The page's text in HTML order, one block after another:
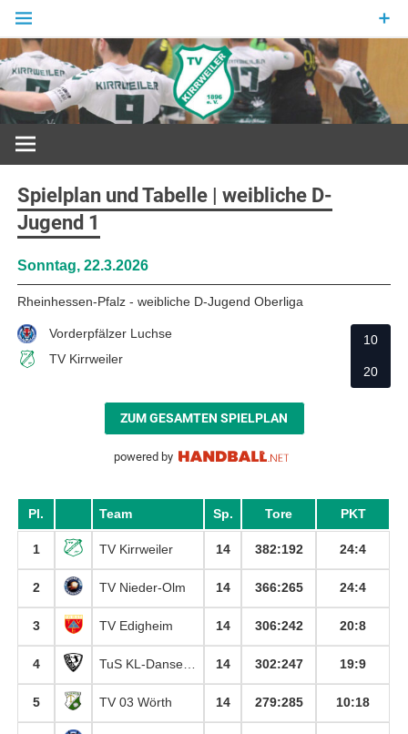
Zum
springen
Sport in Grün und Weiß
Spielplan und Tabelle | weibliche D-
Jugend 1
Sonntag, 22.3.2026
Rheinhessen-Pfalz - weibliche D-Jugend Oberliga
Vorderpfälzer Luchse
TV Kirrweiler
10
20
ZUM GESAMTEN SPIELPLAN
powered by
Pl. Team Sp. Tore PKT
1 TV Kirrweiler 14 382:192 24:4
2 TV Nieder-Olm 14 366:265 24:4
3 TV Edigheim 14 306:242 20:8
4 TuS KL-Dansenberg 14 302:247 19:9
5 TV 03 Wörth 14 279:285 10:18